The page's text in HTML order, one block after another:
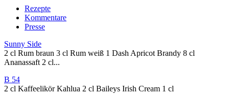
Rezepte
Kommentare
Presse
Sunny Side
2 cl Rum braun 3 cl Rum weiß 1 Dash Apricot Brandy 8 cl
Ananassaft 2 cl...
B 54
2 cl Kaffeelikör Kahlua 2 cl Baileys Irish Cream 1 cl